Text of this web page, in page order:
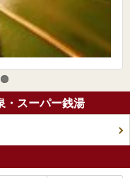
・スーパー銭湯